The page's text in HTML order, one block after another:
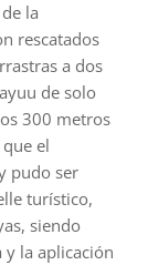
la
rescatados
a dos
de solo
300 metros
el
pudo ser
turístico,
siendo
y la aplicación